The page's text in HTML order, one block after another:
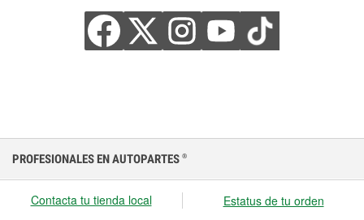
PROFESIONALES EN AUTOPARTES ®
Contacta tu tienda local Estatus de tu orden